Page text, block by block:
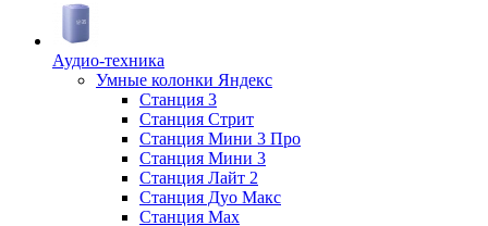
Аудио-техника
Умные колонки Яндекс
Станция 3
Станция Стрит
Станция Мини 3 Про
Станция Мини 3
Станция Лайт 2
Станция Дуо Макс
Станция Max